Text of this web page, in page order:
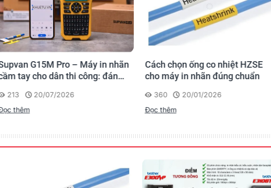
G15M Pro – Máy in nhãn
tay cho dân thi công: đánh
trình
213
20/07/2026
thêm
Cách chọn ống co nhiệt HZSE
cho máy in nhãn đúng chuẩn
360
20/01/2026
Đọc thêm